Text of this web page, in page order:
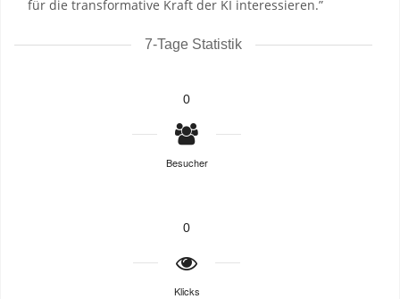
für die transformative Kraft der KI interessieren.”
7-Tage Statistik
0
Besucher
0
Klicks